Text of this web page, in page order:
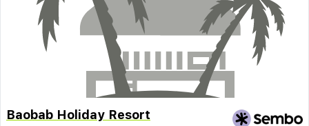
Baobab Holiday Resort